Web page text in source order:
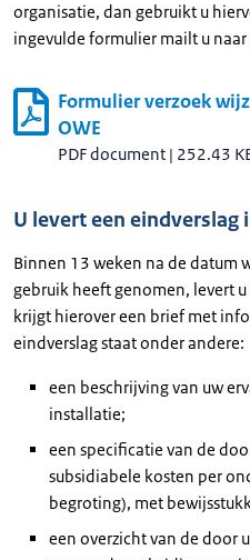
organisatie, dan gebruikt u
ingevulde formulier mailt u naar
Formulier verzoek
OWE
PDF document | 252.43
U levert een eindverslag
Binnen 13 weken na de datum
gebruik heeft genomen, levert
krijgt hierover een brief met
eindverslag staat onder andere:
een beschrijving van uw
installatie;
een specificatie van de
subsidiabele kosten per
begroting), met
een overzicht van de door